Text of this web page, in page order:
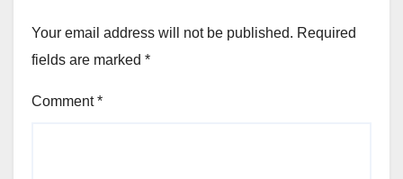
Your email address will not be published. Required
fields are marked *
Comment*